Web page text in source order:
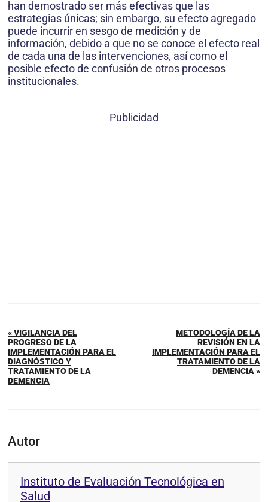
han demostrado ser más efectivas que las
estrategias únicas; sin embargo, su efecto agregado
puede incurrir en sesgo de medición y de
información, debido a que no se conoce el efecto real
de cada una de las intervenciones, así como el
posible efecto de confusión de otros procesos
institucionales.
Publicidad
« VIGILANCIA DEL
PROGRESO DE LA
IMPLEMENTACIÓN PARA EL
DIAGNÓSTICO Y
TRATAMIENTO DE LA
DEMENCIA
METODOLOGÍA DE LA
REVISIÓN EN LA
IMPLEMENTACIÓN PARA EL
TRATAMIENTO DE LA
DEMENCIA »
Autor
Instituto de Evaluación Tecnológica en
Salud